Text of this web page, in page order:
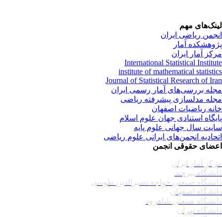
مهم
ریاضی ایران
آمار
آمار ایران
International Statistical
institute of mathematical
Journal of Statistical Research of
بررسی‌های آمار رسمی ایران
مدلسازی پیشرفته ریاضی
ریاضیات اصفهان
استنادی جهان علوم اسلام
سال جهانی علوم پایه
انجمن‌های ایرانی علوم ریاضی
حقوقی انجمن
آمار ایران
بیرجند
صنعتی خواجه نصیرالدین طوسی
اصفهان
صنعتی شاهرود
تهران